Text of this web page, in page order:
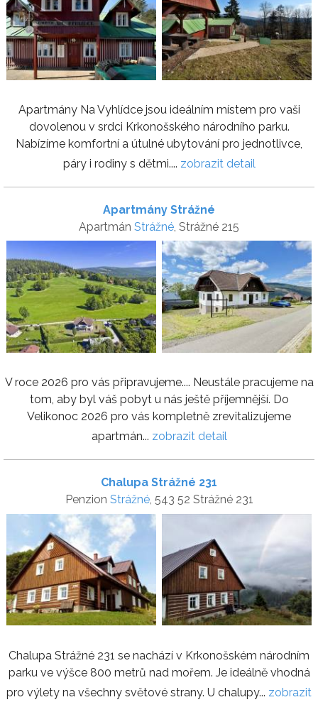
Apartmány Na Vyhlídce jsou ideálním místem pro vaši
dovolenou v srdci Krkonošského národního parku.
Nabízíme komfortní a útulné ubytování pro jednotlivce,
páry i rodiny s dětmi.... zobrazit detail
Apartmány Strážné
Apartmán Strážné, Strážné 215
V roce 2026 pro vás připravujeme.... Neustále pracujeme na
tom, aby byl váš pobyt u nás ještě příjemnější. Do
Velikonoc 2026 pro vás kompletně zrevitalizujeme
apartmán... zobrazit detail
Chalupa Strážné 231
Penzion Strážné, 543 52 Strážné 231
Chalupa Strážné 231 se nachází v Krkonošském národním
parku ve výšce 800 metrů nad mořem. Je ideálně vhodná
pro výlety na všechny světové strany. U chalupy... zobrazit